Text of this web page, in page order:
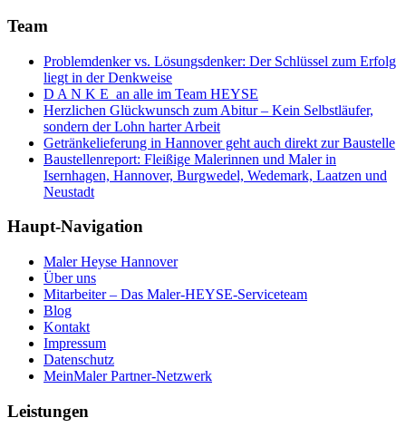
Team
Problemdenker vs. Lösungsdenker: Der Schlüssel zum Erfolg
liegt in der Denkweise
D A N K E an alle im Team HEYSE
Herzlichen Glückwunsch zum Abitur – Kein Selbstläufer,
sondern der Lohn harter Arbeit
Getränkelieferung in Hannover geht auch direkt zur Baustelle
Baustellenreport: Fleißige Malerinnen und Maler in
Isernhagen, Hannover, Burgwedel, Wedemark, Laatzen und
Neustadt
Haupt-Navigation
Maler Heyse Hannover
Über uns
Mitarbeiter – Das Maler-HEYSE-Serviceteam
Blog
Kontakt
Impressum
Datenschutz
MeinMaler Partner-Netzwerk
Leistungen